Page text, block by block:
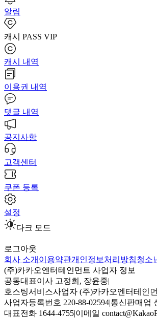
알림
캐시 PASS VIP
캐시 내역
이용권 내역
댓글 내역
공지사항
고객센터
쿠폰 등록
설정
다크 모드
로그아웃
회사 소개 이용약관개인정보처리방침청소
(주)카카오엔터테인먼트 사업자 정보
공동대표이사 고정희, 장윤중|
호스팅서비스사업자 (주)카카오엔터테인
사업자등록번호 220-88-02594|통신판매업
대표전화 1644-4755|이메일